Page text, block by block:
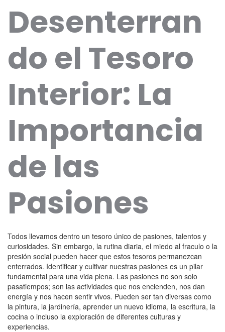
Desenterran
do el Tesoro
Interior: La
Importancia
de las
Pasiones
Todos llevamos dentro un tesoro único de pasiones, talentos y
curiosidades. Sin embargo, la rutina diaria, el miedo al fraculo o la
presión social pueden hacer que estos tesoros permanezcan
enterrados. Identificar y cultivar nuestras pasiones es un pilar
fundamental para una vida plena. Las pasiones no son solo
pasatiempos; son las actividades que nos encienden, nos dan
energía y nos hacen sentir vivos. Pueden ser tan diversas como
la pintura, la jardinería, aprender un nuevo idioma, la escritura, la
cocina o incluso la exploración de diferentes culturas y
experiencias.